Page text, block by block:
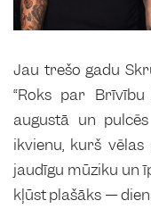
Jau trešo gadu
“Roks par
augustā un
ikvienu, kurš
jaudīgu mūziku un
kļūst plašāks —